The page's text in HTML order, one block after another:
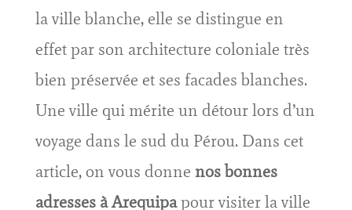
la ville blanche, elle se distingue en
effet par son architecture coloniale très
bien préservée et ses facades blanches.
Une ville qui mérite un détour lors d’un
voyage dans le sud du Pérou. Dans cet
article, on vous donne nos bonnes
adresses à Arequipapour visiter la ville